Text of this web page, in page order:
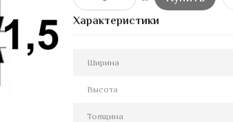
Характеристики
Ширина
Высота
Толщина